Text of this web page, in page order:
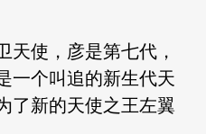
天使，彦是第七代，
一个叫追的新生代天
了新的天使之王左翼